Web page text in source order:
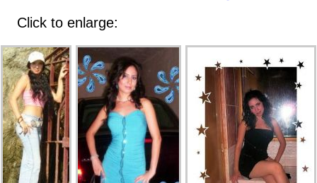
Click to enlarge: